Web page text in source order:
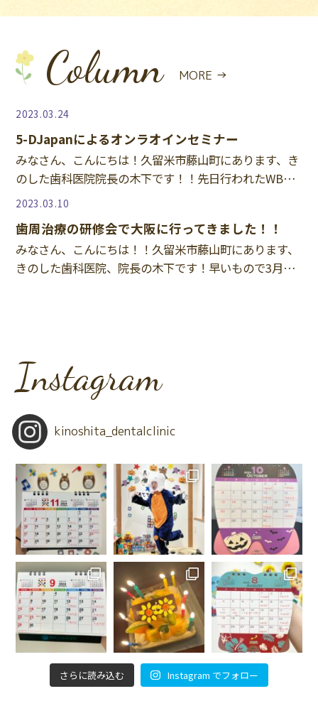
Column MORE →
2023.03.24
5-DJapanによるオンラオインセミナー
みなさん、こんにちは！久留米市藤山町にあります、き
のした歯科医院院長の木下です！！先日行われたWBC
は見られましたか？(*'▽')決勝戦の日は、平日だったの
2023.03.10
歯周治療の研修会で大阪に行ってきました！！
みなさん、こんにちは！！久留米市藤山町にあります、
きのした歯科医院、院長の木下です！早いもので3月に
Instagram
kinoshita_dentalclinic
さらに読み込む Instagram でフォロー